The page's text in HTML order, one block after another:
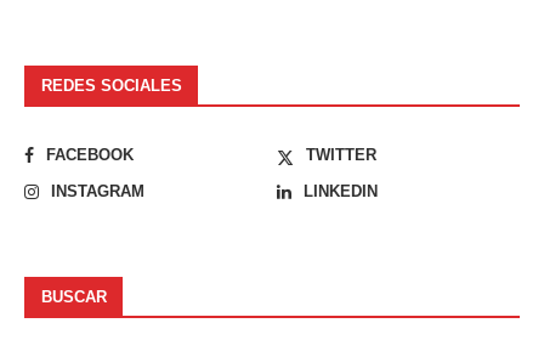
REDES SOCIALES
FACEBOOK
TWITTER
INSTAGRAM
LINKEDIN
BUSCAR